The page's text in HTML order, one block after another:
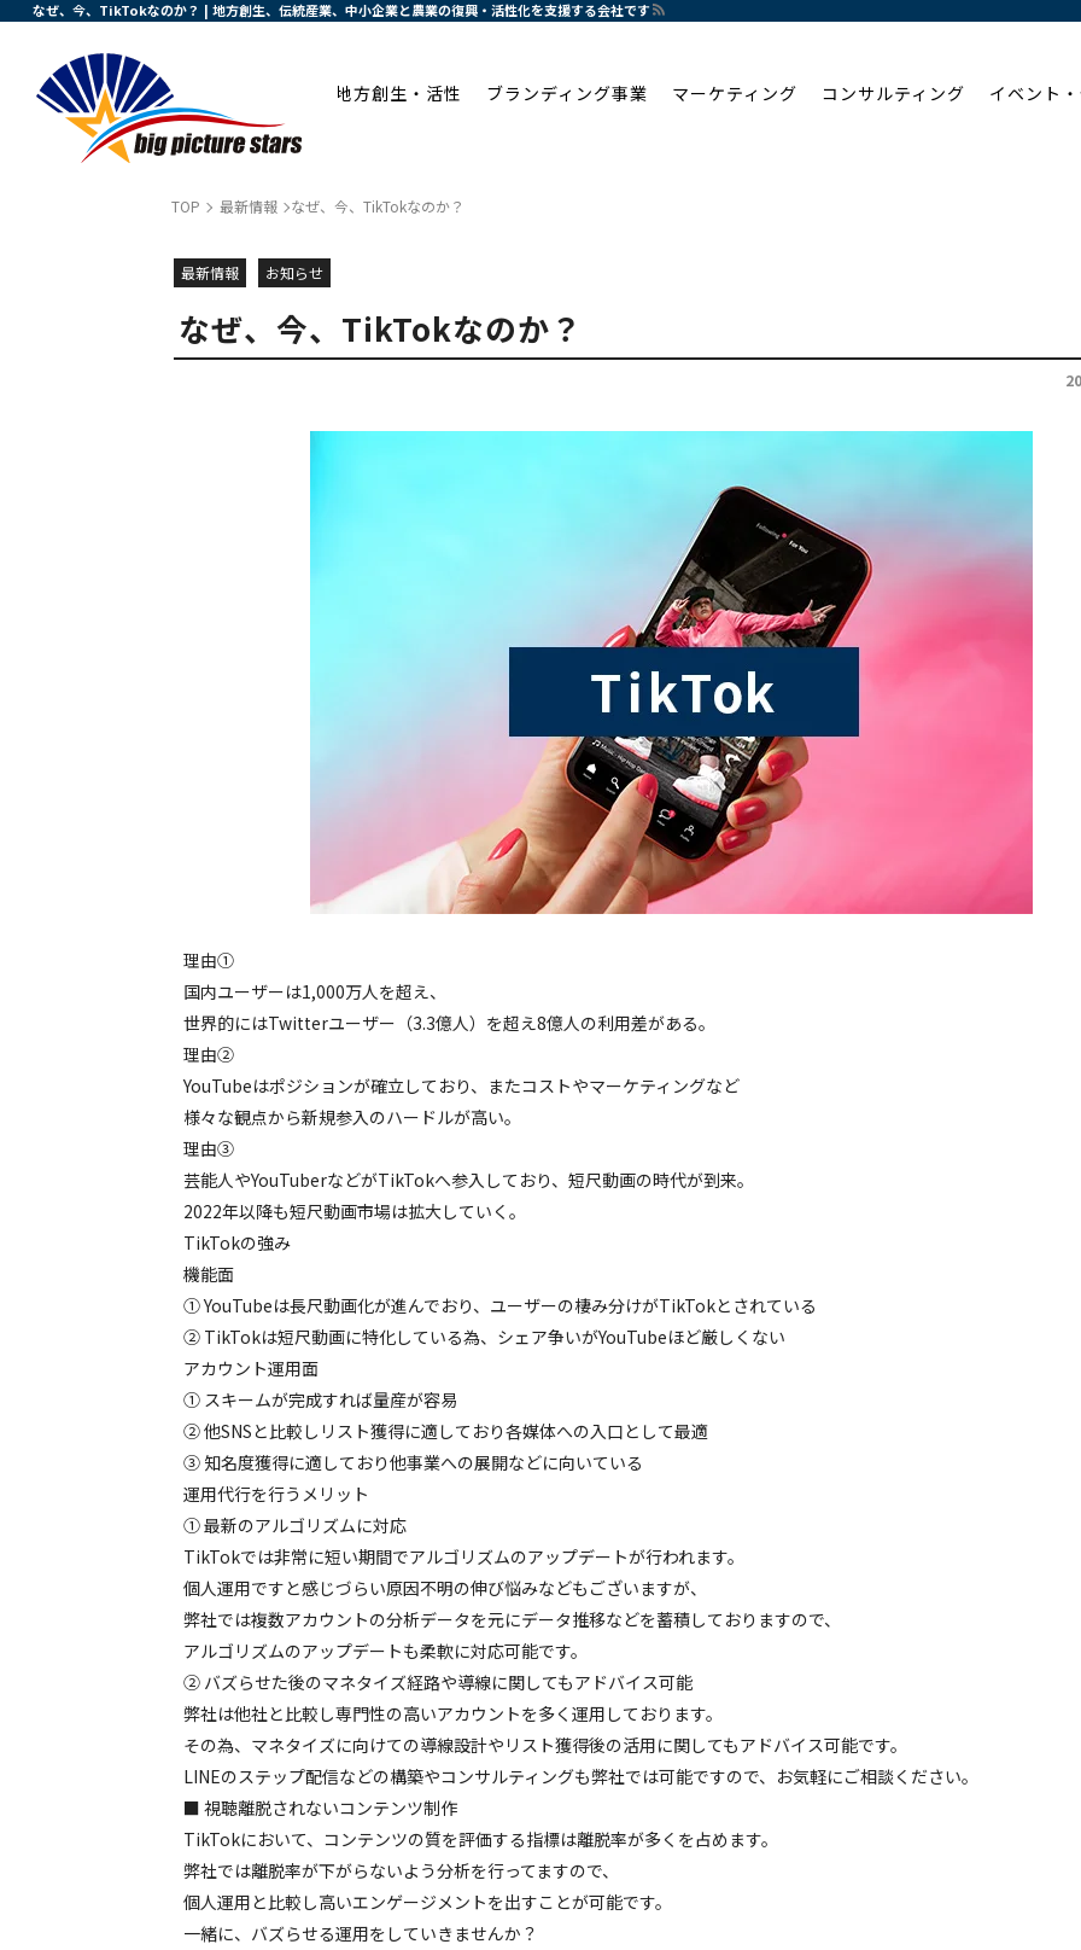
なぜ、今、TikTokなのか？ | 地方創生、伝統産業、中小企業と農業の復興・活性化を支援する会社です
地方創生・活性 ブランディング事業 マーケティング コンサルティング イベント
TOP 最新情報 なぜ、今、TikTokなのか？
最新情報 お知らせ
なぜ、今、TikTokなのか？
理由①
国内ユーザーは1,000万⼈を超え、
世界的にはTwitterユーザー（3.3億⼈）を超え8億⼈の利⽤差がある。
理由②
YouTubeはポジションが確⽴しており、またコストやマーケティングなど
様々な観点から新規参⼊のハードルが⾼い。
理由③
芸能⼈やYouTuberなどがTikTokへ参⼊しており、短尺動画の時代が到来。
2022年以降も短尺動画市場は拡⼤していく。
TikTokの強み
機能面
① YouTubeは⻑尺動画化が進んでおり、ユーザーの棲み分けがTikTokとされている
② TikTokは短尺動画に特化している為、シェア争いがYouTubeほど厳しくない
アカウント運用面
① スキームが完成すれば量産が容易
② 他SNSと⽐較しリスト獲得に適しており各媒体への⼊⼝として最適
③ 知名度獲得に適しており他事業への展開などに向いている
運用代行を行うメリット
① 最新のアルゴリズムに対応
TikTokでは⾮常に短い期間でアルゴリズムのアップデートが⾏われます。
個⼈運⽤ですと感じづらい原因不明の伸び悩みなどもございますが、
弊社では複数アカウントの分析データを元にデータ推移などを蓄積しておりますので、
アルゴリズムのアップデートも柔軟に対応可能です。
② バズらせた後のマネタイズ経路や導線に関してもアドバイス可能
弊社は他社と⽐較し専⾨性の⾼いアカウントを多く運⽤しております。
その為、マネタイズに向けての導線設計やリスト獲得後の活⽤に関してもアドバイス可能です。
LINEのステップ配信などの構築やコンサルティングも弊社では可能ですので、お気軽にご相談ください。
■ 視聴離脱されないコンテンツ制作
TikTokにおいて、コンテンツの質を評価する指標は離脱率が多くを占めます。
弊社では離脱率が下がらないよう分析を⾏ってますので、
個⼈運⽤と⽐較し⾼いエンゲージメントを出すことが可能です。
一緒に、バズらせる運用をしていきませんか？